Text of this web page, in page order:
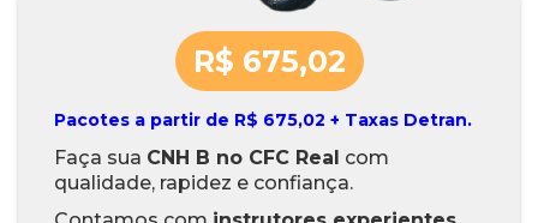
R$ 675,02
Pacotes a partir de R$ 675,02 + Taxas Detran.
Faça sua CNH B no CFC Real com
qualidade, rapidez e confiança.